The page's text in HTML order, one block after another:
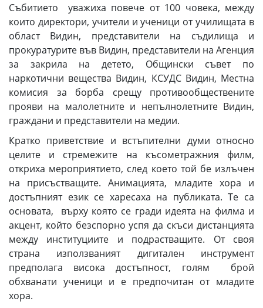
Събитието уважиха повече от 100 човека, между
които директори, учители и ученици от училищата в
област Видин, представители на съдилища и
прокуратурите във Видин, представители на Агенция
за закрила на детето, Общински съвет по
наркотични вещества Видин, КСУДС Видин, Местна
комисия за борба срещу противообществените
прояви на малолетните и непълнолетните Видин,
граждани и представители на медии.
Кратко приветствие и встъпителни думи относно
целите и стремежите на късометражния филм,
откриха мероприятието, след което той бе излъчен
на присъстващите. Анимацията, младите хора и
достъпният език се харесаха на публиката. Те са
основата, върху която се гради идеята на филма и
акцент, който безспорно успя да скъси дистанцията
между институциите и подрастващите. От своя
страна използваният дигитален инструмент
предполага висока достъпност, голям брой
обхванати ученици и е предпочитан от младите
хора.